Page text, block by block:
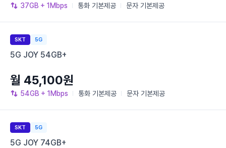
37GB + 1Mbps 통화 기본제공 문자 기본제공
SKT 5G
5G JOY 54GB+
54GB + 1Mbps 통화 기본제공 문자 기본제공
월 45,100원
SKT 5G
5G JOY 74GB+